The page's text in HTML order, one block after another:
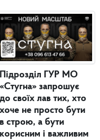
Підрозділ ГУР МО
«Стугна» запрошує
до своїх лав тих, хто
хоче не просто бути
в строю, а бути
корисним і важливим